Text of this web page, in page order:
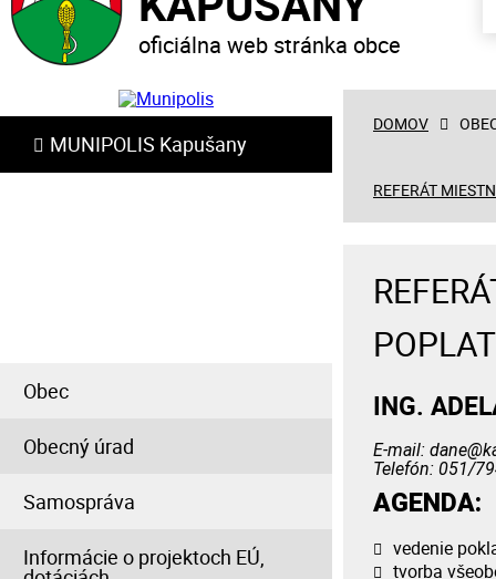
oficiálna web stránka obce
MUNIPOLIS Kapušany
Obec
Obecný úrad
Samospráva
Informácie o projektoch EÚ,
DOMOV
REFERÁT
ING.
E-mail:
Telefón: 051/
AGENDA:
vedenie
tvorba